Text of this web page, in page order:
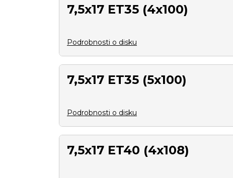
7,5x17 ET35 (4x100)
Podrobnosti o disku
7,5x17 ET35 (5x100)
Podrobnosti o disku
7,5x17 ET40 (4x108)